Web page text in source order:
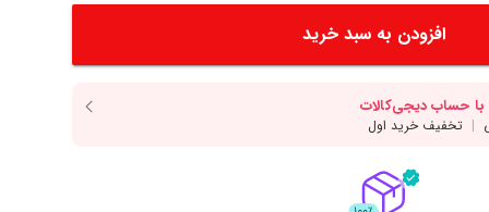
انواع روغن
نمایش همه محصولات
انواع ادویه
نمایش همه محصولات
افزودن به سبد خرید